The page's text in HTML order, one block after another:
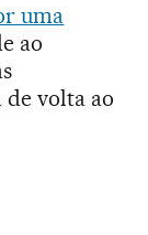
uma
ao
de volta ao